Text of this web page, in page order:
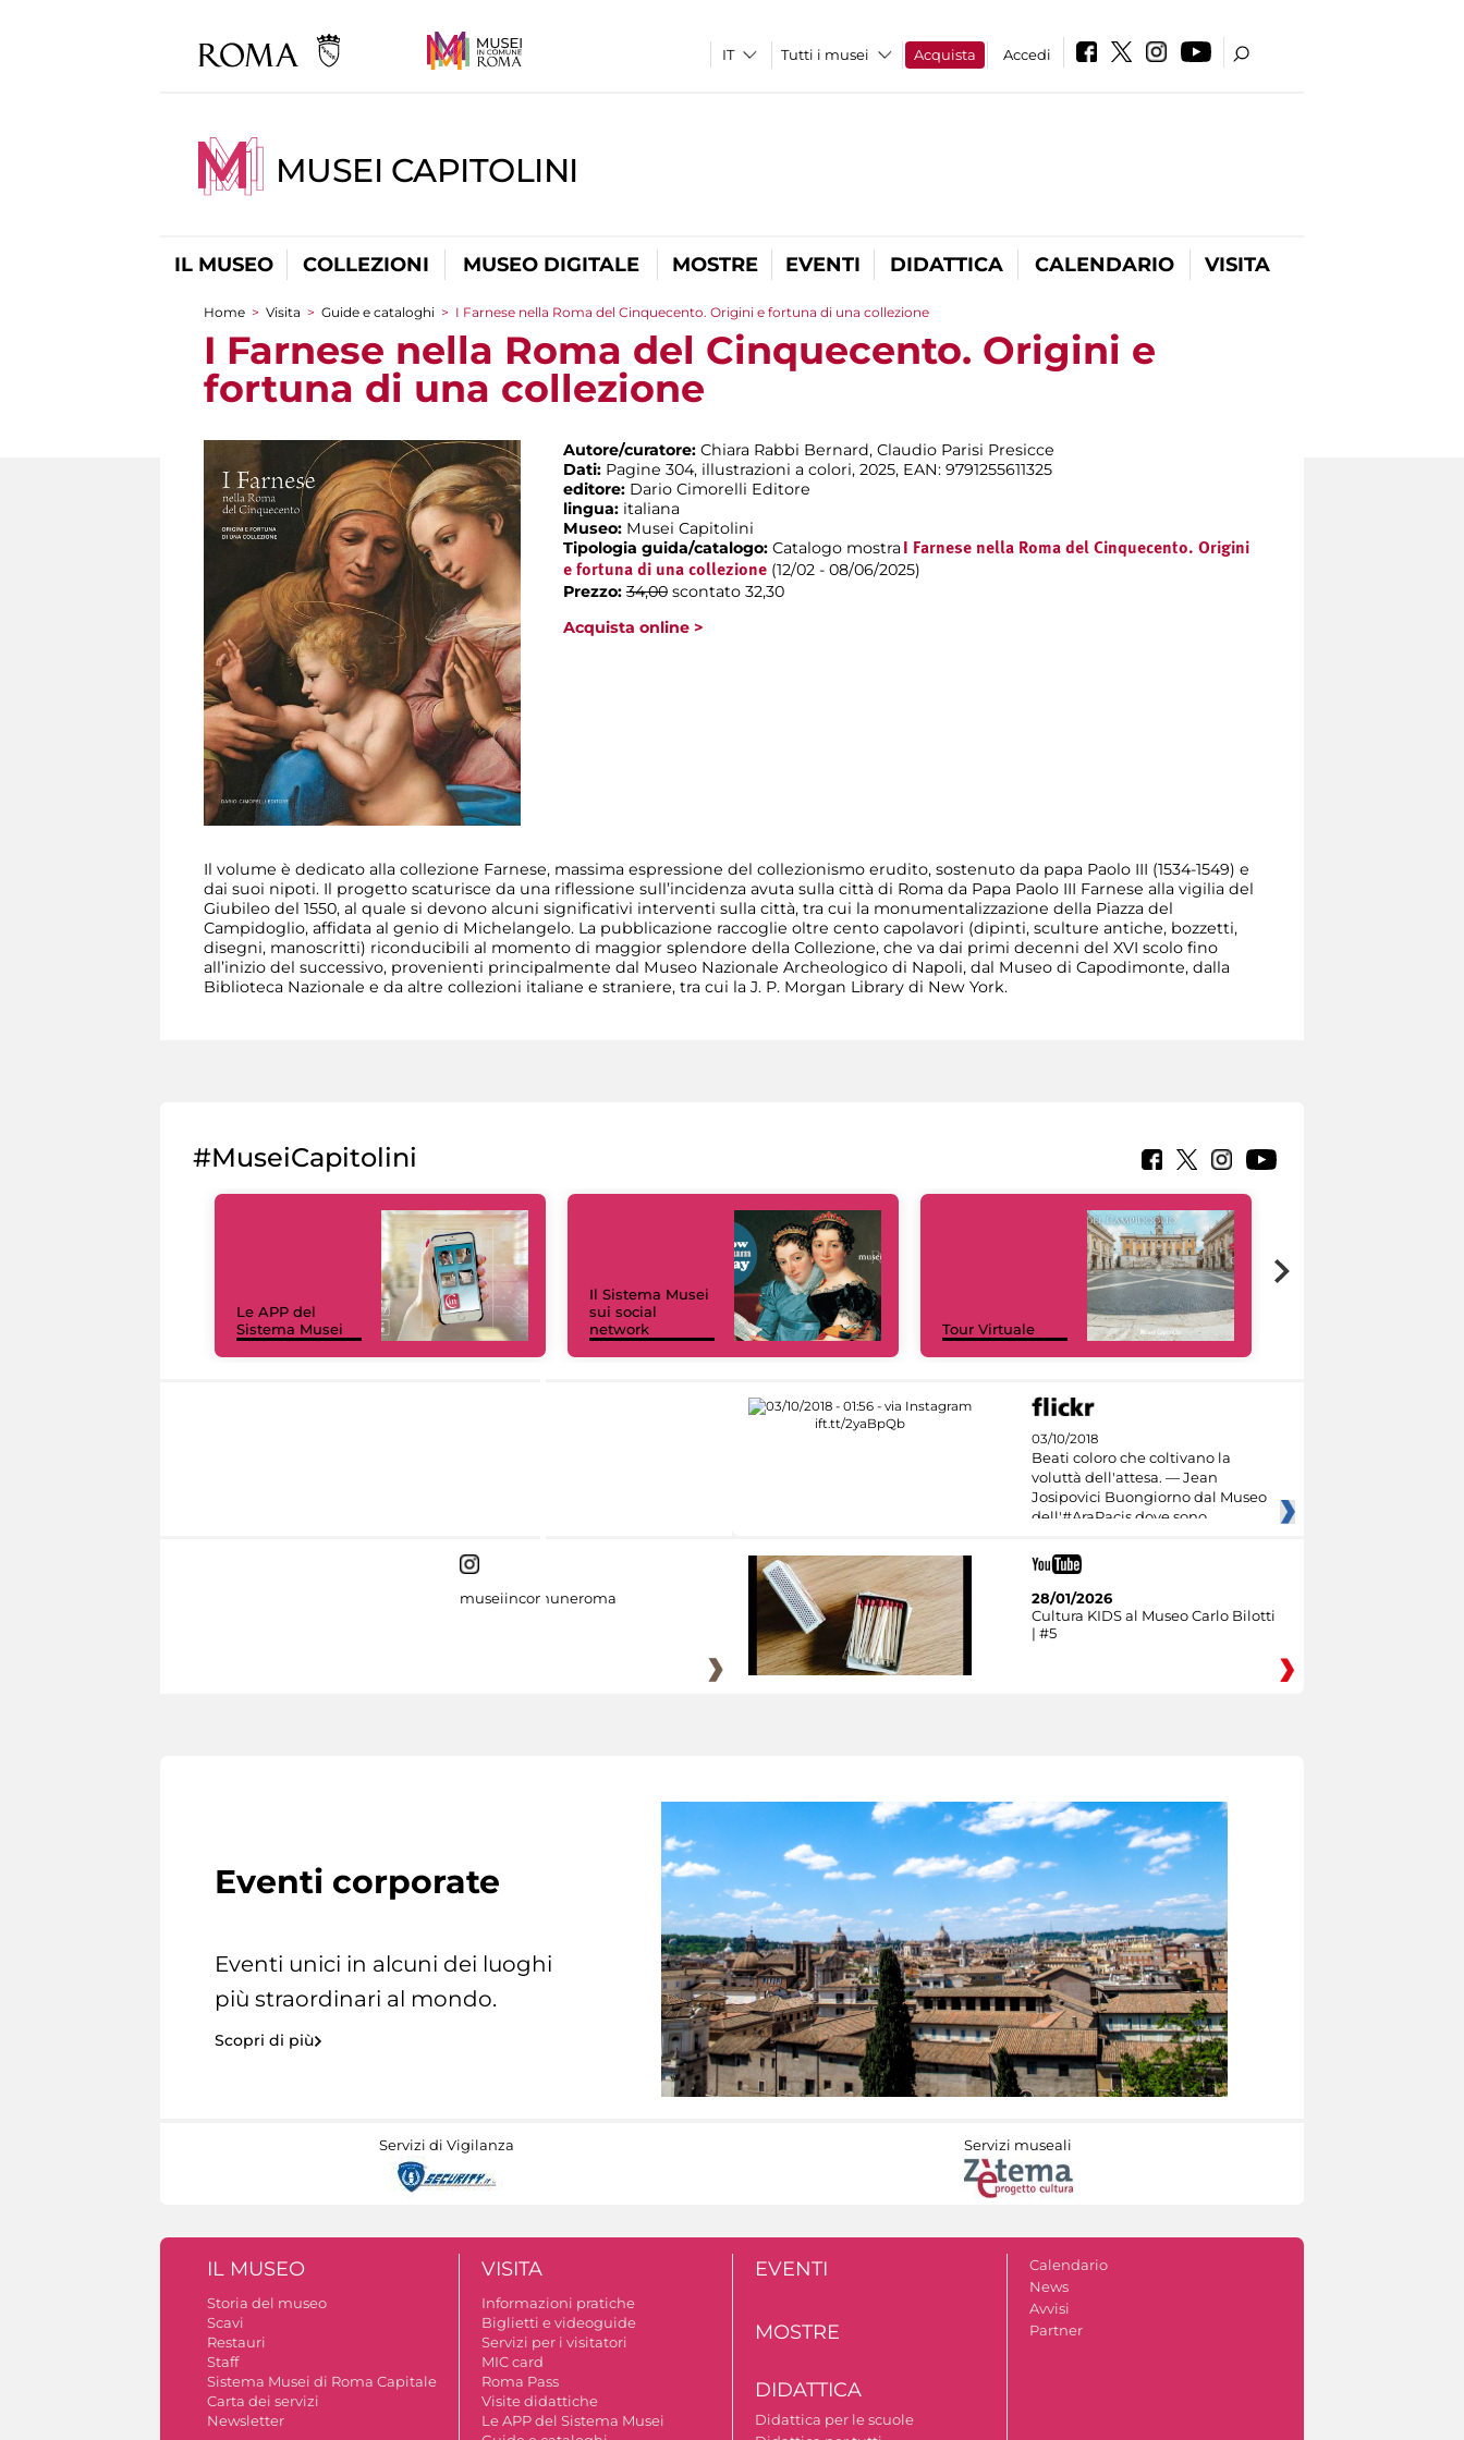
Tutti i musei Acquista Accedi
MUSEI CAPITOLINI
IL MUSEO COLLEZIONI MUSEO DIGITALE MOSTRE EVENTI DIDATTICA CALENDARIO VISITA
Tu sei qui
Home > Visita > Guide e cataloghi > I Farnese nella Roma del Cinquecento. Origini e fortuna di una collezione
I Farnese nella Roma del Cinquecento. Origini e
fortuna di una collezione
Autore/curatore: Chiara Rabbi Bernard, Claudio Parisi Presicce
Dati: Pagine 304, illustrazioni a colori, 2025, EAN: 9791255611325
editore: Dario Cimorelli Editore
lingua: italiana
Museo: Musei Capitolini
Tipologia guida/catalogo: Catalogo mostra
I Farnese nella Roma del Cinquecento. Origini
e fortuna di una collezione (12/02 - 08/06/2025)
Prezzo:34,00 scontato 32,30
Acquista online >
Il volume è dedicato alla collezione Farnese, massima espressione del collezionismo erudito, sostenuto da papa Paolo III (1534-1549) e
dai suoi nipoti. Il progetto scaturisce da una riflessione sull’incidenza avuta sulla città di Roma da Papa Paolo III Farnese alla vigilia del
Giubileo del 1550, al quale si devono alcuni significativi interventi sulla città, tra cui la monumentalizzazione della Piazza del
Campidoglio, affidata al genio di Michelangelo. La pubblicazione raccoglie oltre cento capolavori (dipinti, sculture antiche, bozzetti,
disegni, manoscritti) riconducibili al momento di maggior splendore della Collezione, che va dai primi decenni del XVI scolo fino
all’inizio del successivo, provenienti principalmente dal Museo Nazionale Archeologico di Napoli, dal Museo di Capodimonte, dalla
Biblioteca Nazionale e da altre collezioni italiane e straniere, tra cui la J. P. Morgan Library di New York.
#MuseiCapitolini
Le APP del
Sistema Musei
Il Sistema Musei
sui social
network
Tour Virtuale
03/10/2018
Beati coloro che coltivano la
voluttà dell'attesa. — Jean
Josipovici Buongiorno dal Museo
dell'#AraPacis dove sono
museiincomuneroma
28/01/2026
Cultura KIDS al Museo Carlo Bilotti
| #5
Eventi corporate
Eventi unici in alcuni dei luoghi
più straordinari al mondo.
Scopri di più
Servizi di Vigilanza Servizi museali
IL MUSEO
Storia del museo
Scavi
Restauri
Staff
Sistema Musei di Roma Capitale
Carta dei servizi
Newsletter
VISITA
Informazioni pratiche
Biglietti e videoguide
Servizi per i visitatori
MIC card
Roma Pass
Visite didattiche
Le APP del Sistema Musei
EVENTI
MOSTRE
DIDATTICA
Didattica per le scuole
Calendario
News
Avvisi
Partner